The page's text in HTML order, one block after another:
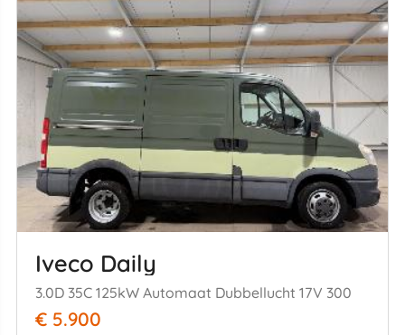
Iveco Daily
3.0D 35C 125kW Automaat Dubbellucht 17V 300
€ 5.900